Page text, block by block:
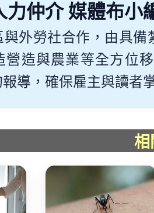
力仲介 媒體布小
與外勞社合作，由具
營造與農業等全方位
導，確保雇主與讀者
相